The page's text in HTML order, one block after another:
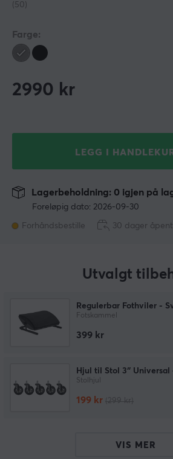
(50)
Farge:
2990 kr
LEGG I
Foreløpig dato: 2026-09-30
Forhåndsbestille
Lagerbeholdning: 0 igjen på
30 dager
Utvalgt
Regulerbar Fothviler -
Fotskammel
399 kr
Hjul til Stol 3″ Universal
Stolhjul
199 kr
VIS MER